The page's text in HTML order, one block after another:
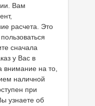
Вам
расчета. Это
сначала
у Вас в
внимание на то,
наличной
при
узнаете об